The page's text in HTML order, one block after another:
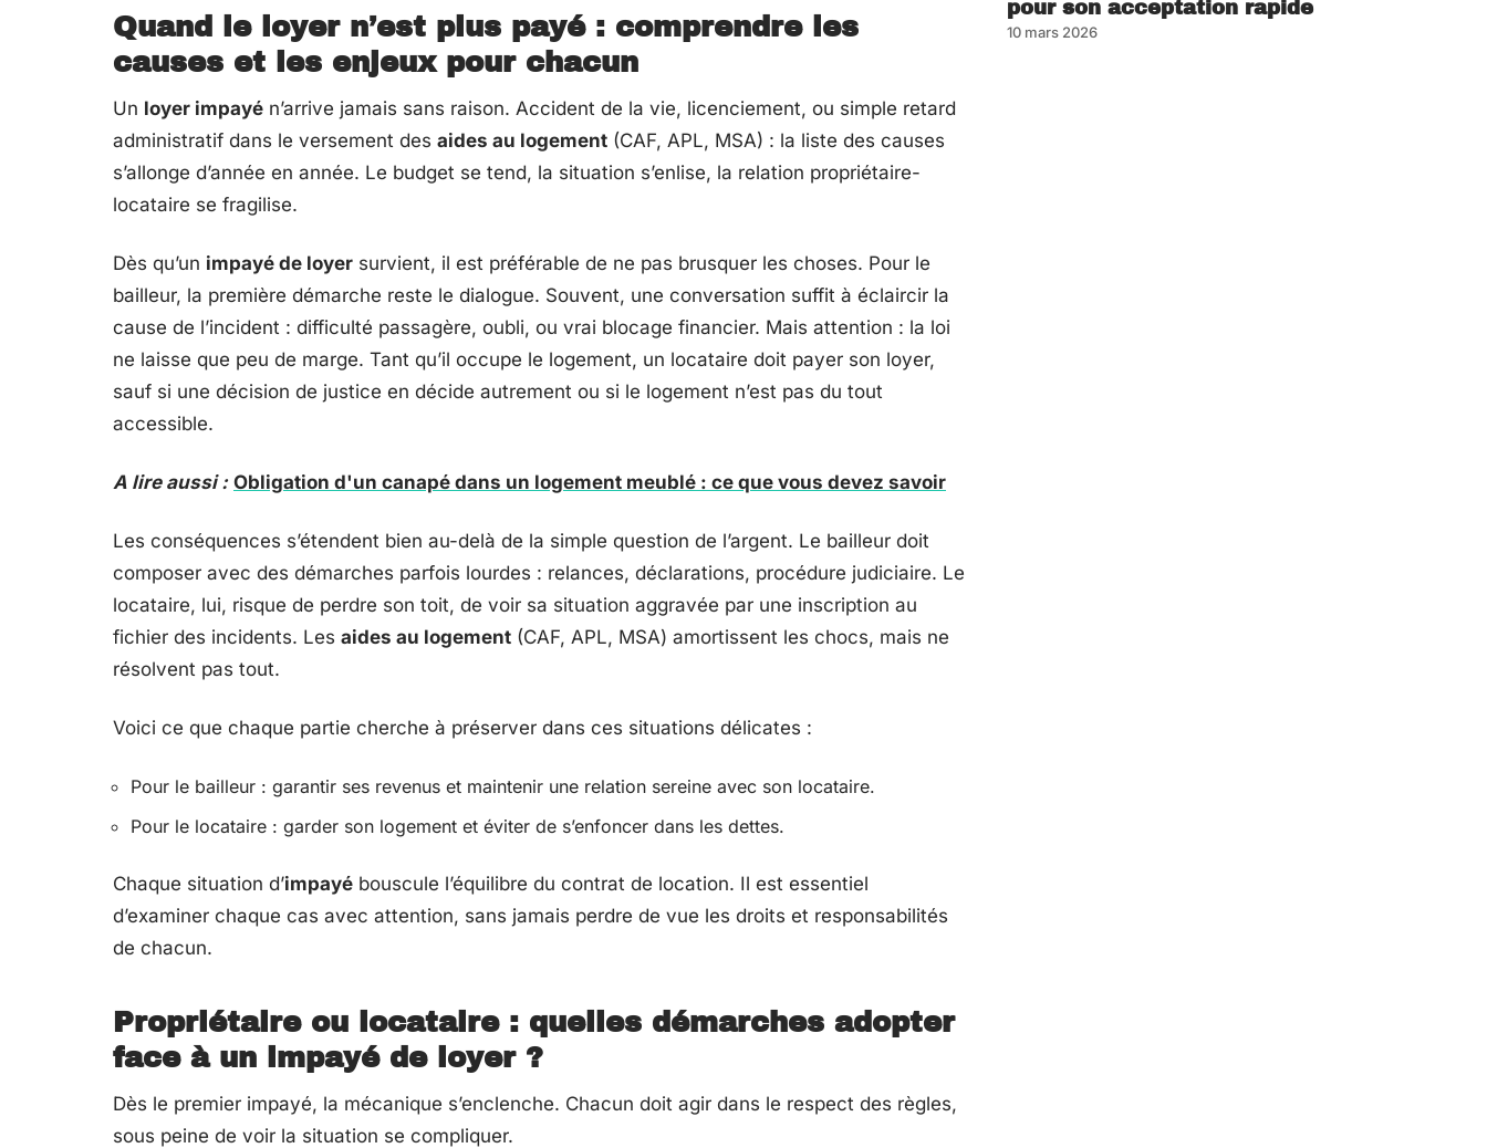
Quand le loyer n’est plus payé : comprendre les
causes et les enjeux pour chacun
Un loyer impayé n’arrive jamais sans raison. Accident de la vie, licenciement, ou simple retard
administratif dans le versement des aides au logement (CAF, APL, MSA) : la liste des causes
s’allonge d’année en année. Le budget se tend, la situation s’enlise, la relation propriétaire-
locataire se fragilise.
Dès qu’un impayé de loyer survient, il est préférable de ne pas brusquer les choses. Pour le
bailleur, la première démarche reste le dialogue. Souvent, une conversation suffit à éclaircir la
cause de l’incident : difficulté passagère, oubli, ou vrai blocage financier. Mais attention : la loi
ne laisse que peu de marge. Tant qu’il occupe le logement, un locataire doit payer son loyer,
sauf si une décision de justice en décide autrement ou si le logement n’est pas du tout
accessible.
A lire aussi : Obligation d'un canapé dans un logement meublé : ce que vous devez savoir
Les conséquences s’étendent bien au-delà de la simple question de l’argent. Le bailleur doit
composer avec des démarches parfois lourdes : relances, déclarations, procédure judiciaire. Le
locataire, lui, risque de perdre son toit, de voir sa situation aggravée par une inscription au
fichier des incidents. Les aides au logement (CAF, APL, MSA) amortissent les chocs, mais ne
résolvent pas tout.
Voici ce que chaque partie cherche à préserver dans ces situations délicates :
Pour le bailleur : garantir ses revenus et maintenir une relation sereine avec son locataire.
Pour le locataire : garder son logement et éviter de s’enfoncer dans les dettes.
Chaque situation d’impayé bouscule l’équilibre du contrat de location. Il est essentiel
d’examiner chaque cas avec attention, sans jamais perdre de vue les droits et responsabilités
de chacun.
Propriétaire ou locataire : quelles démarches adopter
face à un impayé de loyer ?
Dès le premier impayé, la mécanique s’enclenche. Chacun doit agir dans le respect des règles,
sous peine de voir la situation se compliquer.
pour son acceptation rapide
10 mars 2026